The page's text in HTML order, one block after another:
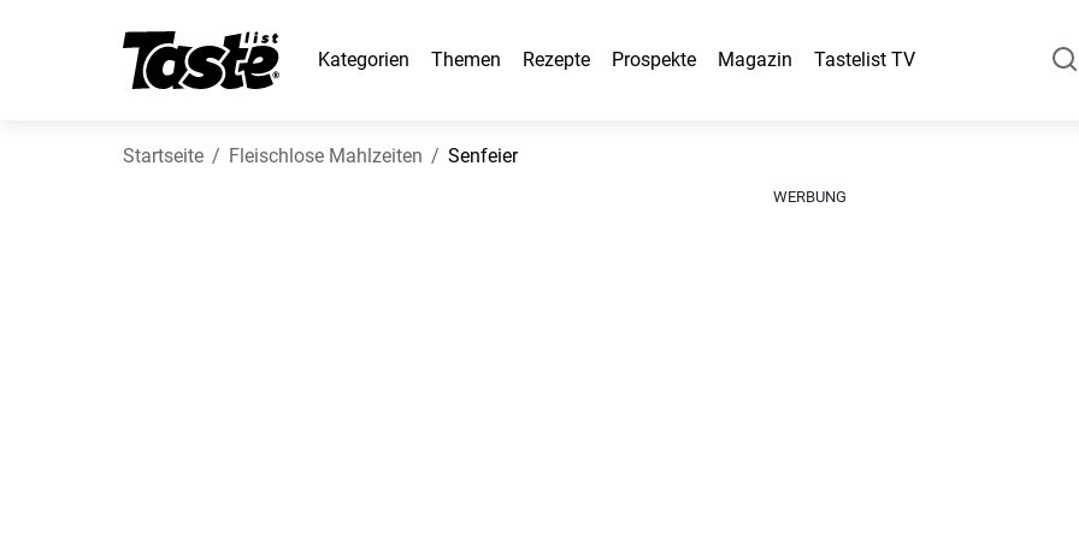
Kategorien Themen Rezepte Prospekte Magazin Tastelist TV
Startseite Fleischlose Mahlzeiten Senfeier
WERBUNG